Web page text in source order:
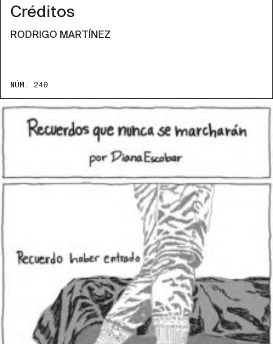
Créditos
RODRIGO MARTÍNEZ
NÚM. 240